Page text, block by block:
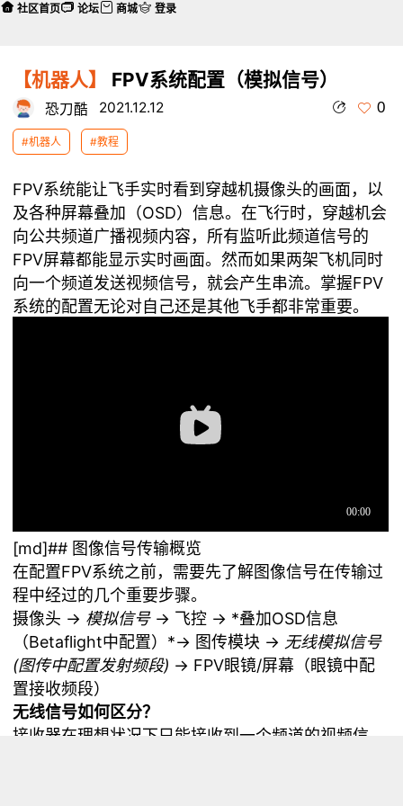
【机器人】 FPV系统配置（模拟信号）
恐刀酷 2021.12.12 0
#机器人 #教程
FPV系统能让飞手实时看到穿越机摄像头的画面，以
及各种屏幕叠加（OSD）信息。在飞行时，穿越机会
向公共频道广播视频内容，所有监听此频道信号的
FPV屏幕都能显示实时画面。然而如果两架飞机同时
向一个频道发送视频信号，就会产生串流。掌握FPV
系统的配置无论对自己还是其他飞手都非常重要。
[md]## 图像信号传输概览
在配置FPV系统之前，需要先了解图像信号在传输过
程中经过的几个重要步骤。
摄像头 → 模拟信号→ 飞控 → *叠加OSD信息
（Betaflight中配置）*→ 图传模块 → 无线模拟信号
(图传中配置发射频段) → FPV眼镜/屏幕（眼镜中配
置接收频段）
无线信号如何区分？
接收器在理想状况下只能接收到一个频道的视频信
社区首页 论坛 商城 登录